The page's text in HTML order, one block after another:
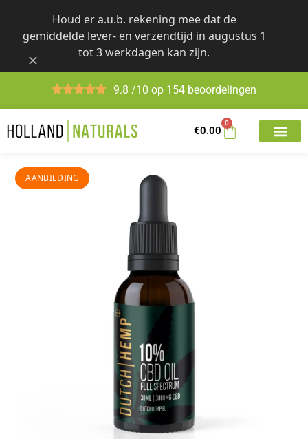
content
Houd er a.u.b. rekening mee dat de
gemiddelde lever- en verzendtijd in augustus 1
tot 3 werkdagen kan zijn.
9.8 /10 op 154 beoordelingen
€0.00
0
AANBIEDING